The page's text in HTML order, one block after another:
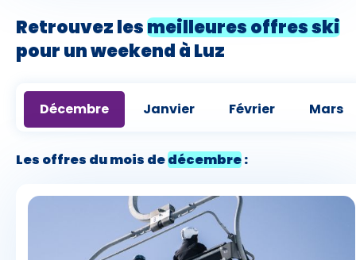
Retrouvez lesmeilleures offresski
pour un weekend à Luz
Décembre Janvier Février Mars
Les offres du mois dedécembre: